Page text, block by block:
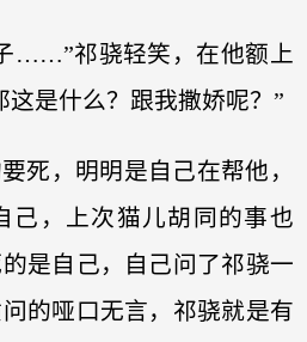
……”祁骁轻笑，在他额上
这是什么？跟我撒娇呢？”
死，明明是自己在帮他，
己，上次猫儿胡同的事也
是自己，自己问了祁骁一
的哑口无言，祁骁就是有